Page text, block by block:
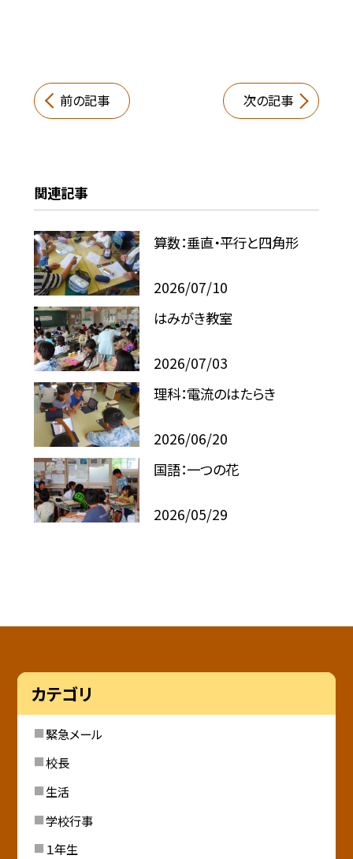
前の記事 次の記事
関連記事
算数：垂直・平行と四角形
2026/07/10
はみがき教室
2026/07/03
理科：電流のはたらき
2026/06/20
国語：一つの花
2026/05/29
カテゴリ
緊急メール
校長
生活
学校行事
１年生